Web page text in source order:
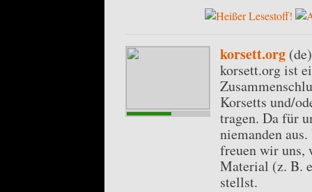
korsett.org (de)
korsett.org ist
Korsetts und/
tragen. Da für
niemanden
freuen wir uns,
Material (z. B.
stellst.